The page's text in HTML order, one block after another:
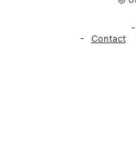
Contact